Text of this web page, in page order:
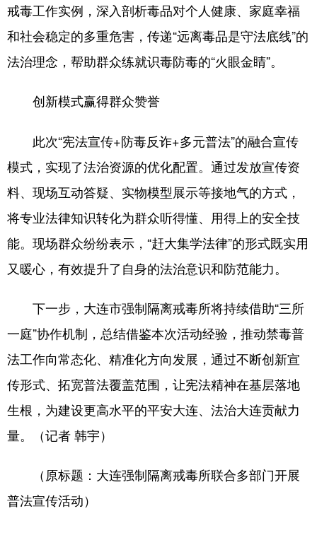
戒毒工作实例，深入剖析毒品对个人健康、家庭幸福
和社会稳定的多重危害，传递“远离毒品是守法底线”的
法治理念，帮助群众练就识毒防毒的“火眼金睛”。
创新模式赢得群众赞誉
此次“宪法宣传+防毒反诈+多元普法”的融合宣传
模式，实现了法治资源的优化配置。通过发放宣传资
料、现场互动答疑、实物模型展示等接地气的方式，
将专业法律知识转化为群众听得懂、用得上的安全技
能。现场群众纷纷表示，“赶大集学法律”的形式既实用
又暖心，有效提升了自身的法治意识和防范能力。
下一步，大连市强制隔离戒毒所将持续借助“三所
一庭”协作机制，总结借鉴本次活动经验，推动禁毒普
法工作向常态化、精准化方向发展，通过不断创新宣
传形式、拓宽普法覆盖范围，让宪法精神在基层落地
生根，为建设更高水平的平安大连、法治大连贡献力
量。（记者 韩宇）
（原标题：大连强制隔离戒毒所联合多部门开展
普法宣传活动）